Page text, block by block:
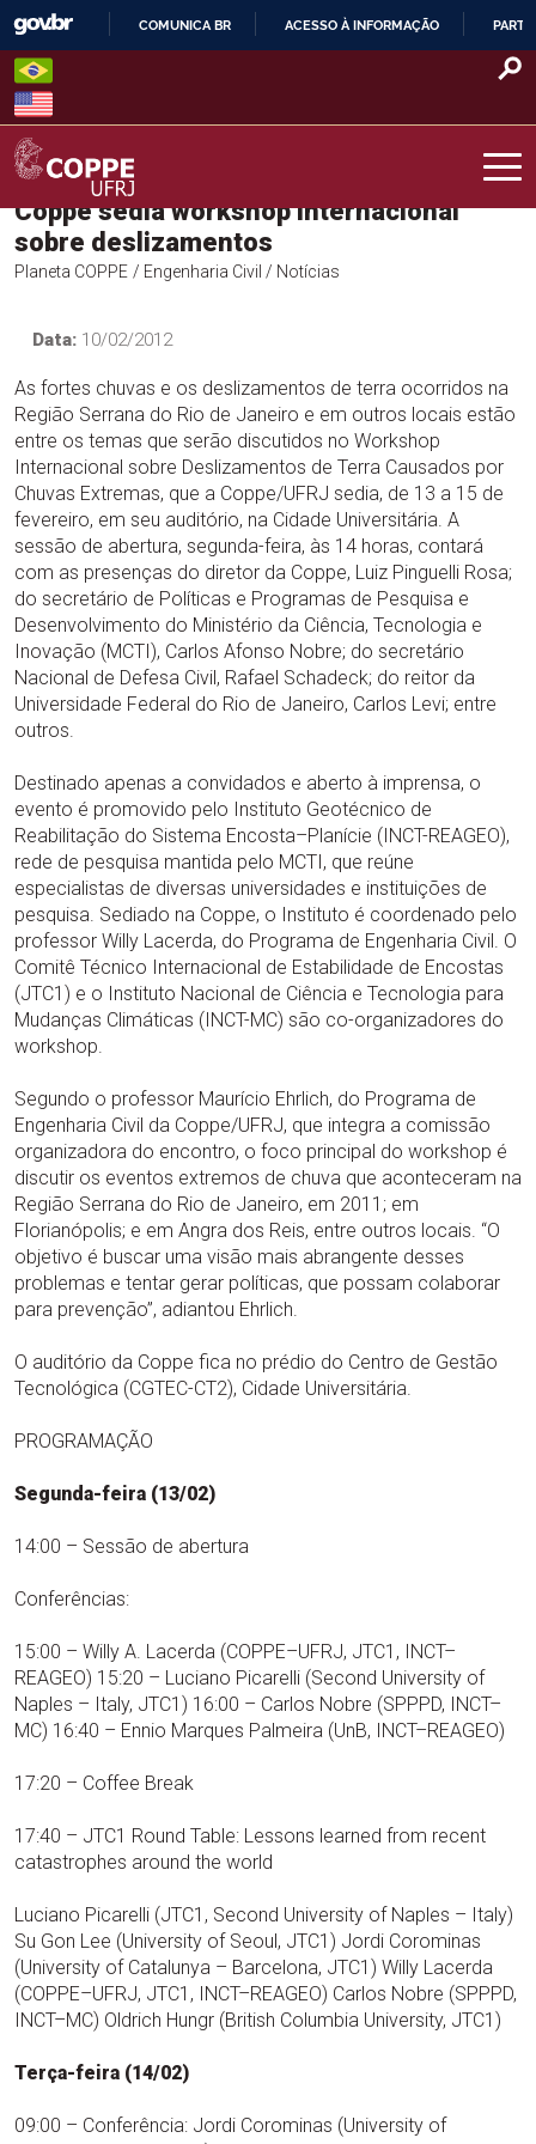
Skip
content
O
COMUNICA BR ACESSO À INFORMAÇÃO
COPPE – UFRJ
Coppe sedia workshop internacional
sobre deslizamentos
Planeta COPPE / Engenharia Civil / Notícias
Data: 10/02/2012
As fortes chuvas e os deslizamentos de terra ocorridos na
Região Serrana do Rio de Janeiro e em outros locais estão
entre os temas que serão discutidos no Workshop
Internacional sobre Deslizamentos de Terra Causados por
Chuvas Extremas, que a Coppe/UFRJ sedia, de 13 a 15 de
fevereiro, em seu auditório, na Cidade Universitária. A
sessão de abertura, segunda-feira, às 14 horas, contará
com as presenças do diretor da Coppe, Luiz Pinguelli Rosa;
do secretário de Políticas e Programas de Pesquisa e
Desenvolvimento do Ministério da Ciência, Tecnologia e
Inovação (MCTI), Carlos Afonso Nobre; do secretário
Nacional de Defesa Civil, Rafael Schadeck; do reitor da
Universidade Federal do Rio de Janeiro, Carlos Levi; entre
outros.
Destinado apenas a convidados e aberto à imprensa, o
evento é promovido pelo Instituto Geotécnico de
Reabilitação do Sistema Encosta–Planície (INCT-REAGEO),
rede de pesquisa mantida pelo MCTI, que reúne
especialistas de diversas universidades e instituições de
pesquisa. Sediado na Coppe, o Instituto é coordenado pelo
professor Willy Lacerda, do Programa de Engenharia Civil. O
Comitê Técnico Internacional de Estabilidade de Encostas
(JTC1) e o Instituto Nacional de Ciência e Tecnologia para
Mudanças Climáticas (INCT-MC) são co-organizadores do
workshop.
Segundo o professor Maurício Ehrlich, do Programa de
Engenharia Civil da Coppe/UFRJ, que integra a comissão
organizadora do encontro, o foco principal do workshop é
discutir os eventos extremos de chuva que aconteceram na
Região Serrana do Rio de Janeiro, em 2011; em
Florianópolis; e em Angra dos Reis, entre outros locais. “O
objetivo é buscar uma visão mais abrangente desses
problemas e tentar gerar políticas, que possam colaborar
para prevenção”, adiantou Ehrlich.
O auditório da Coppe fica no prédio do Centro de Gestão
Tecnológica (CGTEC-CT2), Cidade Universitária.
PROGRAMAÇÃO
Segunda-feira (13/02)
14:00 – Sessão de abertura
Conferências:
15:00 – Willy A. Lacerda (COPPE–UFRJ, JTC1, INCT–
REAGEO) 15:20 – Luciano Picarelli (Second University of
Naples – Italy, JTC1) 16:00 – Carlos Nobre (SPPPD, INCT–
MC) 16:40 – Ennio Marques Palmeira (UnB, INCT–REAGEO)
17:20 – Coffee Break
17:40 – JTC1 Round Table: Lessons learned from recent
catastrophes around the world
Luciano Picarelli (JTC1, Second University of Naples – Italy)
Su Gon Lee (University of Seoul, JTC1) Jordi Corominas
(University of Catalunya – Barcelona, JTC1) Willy Lacerda
(COPPE–UFRJ, JTC1, INCT–REAGEO) Carlos Nobre (SPPPD,
INCT–MC) Oldrich Hungr (British Columbia University, JTC1)
Terça-feira (14/02)
09:00 – Conferência: Jordi Corominas (University of